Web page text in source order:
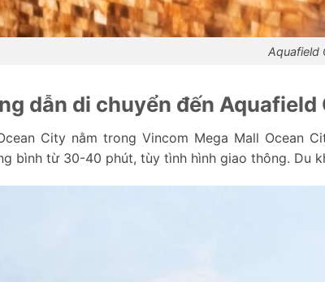
Aquafield
dẫn di chuyển đến Aquafield
City nằm trong Vincom Mega Mall Ocean
bình từ 30-40 phút, tùy tình hình giao thông. Du